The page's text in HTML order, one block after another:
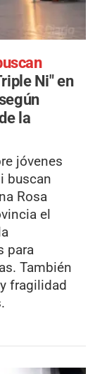
Ni" en
la
jóvenes
buscan
Rosa
el
para
También
fragilidad